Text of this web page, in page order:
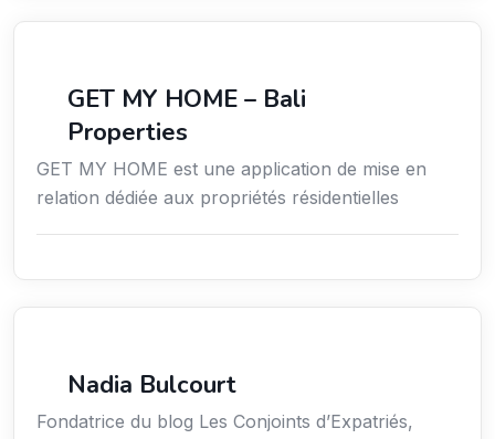
GET MY HOME – Bali
Properties
GET MY HOME est une application de mise en
relation dédiée aux propriétés résidentielles
Nadia Bulcourt
Fondatrice du blog Les Conjoints d’Expatriés,